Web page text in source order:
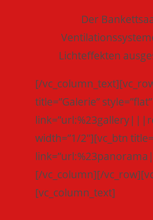
Der
Lichteffekten
[/
title=”Galerie”
width=”1/2″][vc_btn
[/vc_column][/
[vc_column_text]